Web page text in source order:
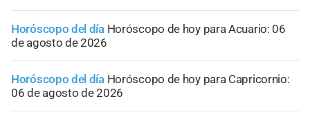
Horóscopo del día Horóscopo de hoy para Acuario: 06
de agosto de 2026
Horóscopo del día Horóscopo de hoy para Capricornio:
06 de agosto de 2026